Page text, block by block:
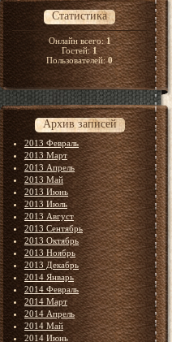
Статистика
Онлайн всего:1
Гостей:1
Пользователей:0
Архив записей
2013 Февраль
2013 Март
2013 Апрель
2013 Май
2013 Июнь
2013 Июль
2013 Август
2013 Сентябрь
2013 Октябрь
2013 Ноябрь
2013 Декабрь
2014 Январь
2014 Февраль
2014 Март
2014 Апрель
2014 Май
2014 Июнь